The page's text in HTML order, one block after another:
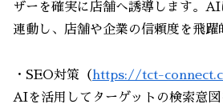
ザーを確実に店舗へ誘導します。
連動し、店舗や企業の信頼度を飛躍
・SEO対策（ https://tct-
AIを活用してターゲットの検索意